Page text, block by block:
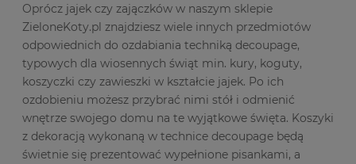
Oprócz jajek czy zajączków w naszym sklepie
ZieloneKoty.pl znajdziesz wiele innych przedmiotów
odpowiednich do ozdabiania techniką decoupage,
typowych dla wiosennych świąt min. kury, koguty,
koszyczki czy zawieszki w kształcie jajek. Po ich
ozdobieniu możesz przybrać nimi stół i odmienić
wnętrze swojego domu na te wyjątkowe święta. Koszyki
z dekoracją wykonaną w technice decoupage będą
świetnie się prezentować wypełnione pisankami, a